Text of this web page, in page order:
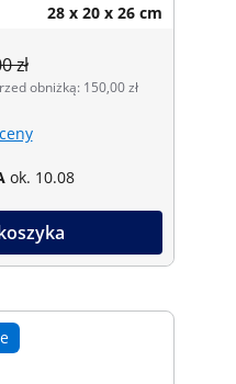
28 x 20 x 26 cm
zł
obniżką: 150,00 zł
ok. 10.08